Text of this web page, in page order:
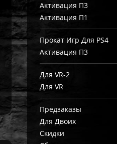
Активация П3
Активация П1
Прокат Игр Для PS4
Активация П3
Для VR-2
Для VR
Предзаказы
Для Двоих
Скидки